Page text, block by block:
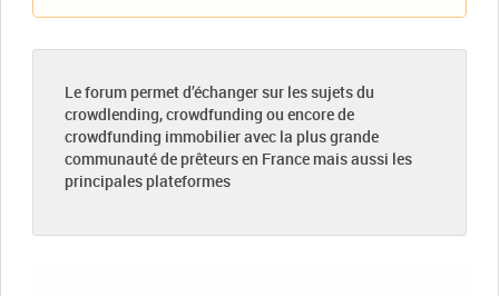
Le forum permet d’échanger sur les sujets du
crowdlending, crowdfunding ou encore de
crowdfunding immobilier avec la plus grande
communauté de prêteurs en France mais aussi les
principales plateformes